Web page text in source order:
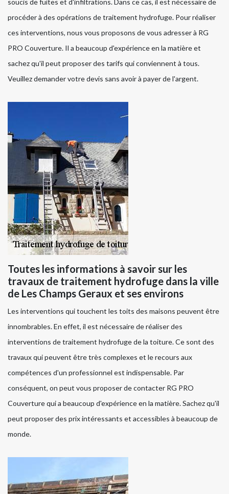
soucis de fuites et d'infiltrations. Dans ce cas, il est nécessaire de
procéder à des opérations de traitement hydrofuge. Pour réaliser
ces interventions, nous vous proposons de vous adresser à RG
PRO Couverture. Il a beaucoup d'expérience en la matière et
sachez qu'il peut proposer des tarifs qui conviennent à tous.
Veuillez demander votre devis sans avoir à payer de l'argent.
Toutes les informations à savoir sur les
travaux de traitement hydrofuge dans la ville
de Les Champs Geraux et ses environs
Les interventions qui touchent les toits des maisons peuvent être
innombrables. En effet, il est nécessaire de réaliser des
interventions de traitement hydrofuge de la toiture. Ce sont des
travaux qui peuvent être très complexes et le recours aux
compétences d'un professionnel est indispensable. Par
conséquent, on peut vous proposer de contacter RG PRO
Couverture qui a beaucoup d'expérience en la matière. Sachez qu'il
peut proposer des prix intéressants et accessibles à beaucoup de
monde.